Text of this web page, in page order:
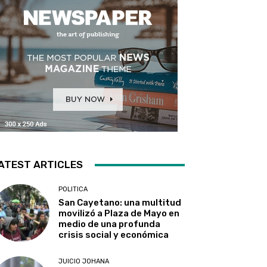
ARTICLES
POLITICA
San Cayetano: una multitud
movilizó a Plaza de Mayo en
medio de una profunda
crisis social y económica
JUICIO JOHANA